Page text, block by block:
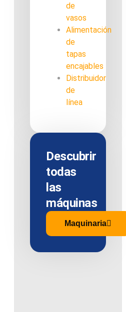
de
vasos
Alimentación
de
tapas
encajables
Distribuidor
de
línea
Descubrir
todas
las
máquinas
Maquinaria